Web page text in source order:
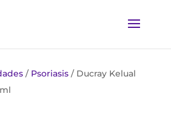
/ Psoriasis/ Ducray Kelual